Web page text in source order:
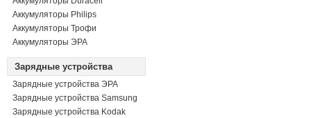
Аккумуляторы Philips
Аккумуляторы Трофи
Аккумуляторы ЭРА
Зарядные устройства
Зарядные устройства ЭРА
Зарядные устройства Samsung
Зарядные устройства Kodak